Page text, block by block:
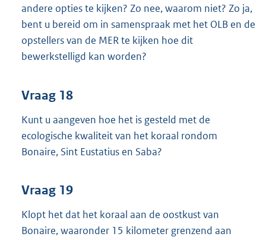
andere opties te kijken? Zo nee, waarom niet? Zo ja,
bent u bereid om in samenspraak met het OLB en de
opstellers van de MER te kijken hoe dit
bewerkstelligd kan worden?
Vraag 18
Kunt u aangeven hoe het is gesteld met de
ecologische kwaliteit van het koraal rondom
Bonaire, Sint Eustatius en Saba?
Vraag 19
Klopt het dat het koraal aan de oostkust van
Bonaire, waaronder 15 kilometer grenzend aan